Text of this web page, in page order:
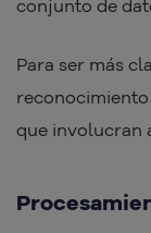
conjunto de
Para ser más
que involucran